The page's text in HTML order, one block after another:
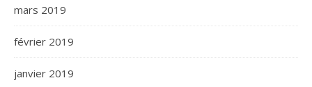
mars 2019
février 2019
janvier 2019